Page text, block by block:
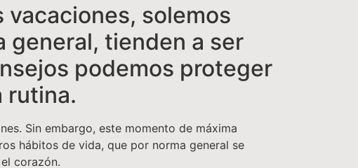
vacaciones, solemos
general, tienden a ser
podemos proteger
rutina.
Sin embargo, este momento de máxima
hábitos de vida, que por norma general se
corazón.